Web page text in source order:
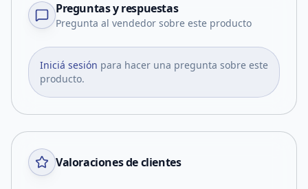
Preguntas y respuestas
Pregunta al vendedor sobre este producto
Iniciá sesión para hacer una pregunta sobre este
producto.
Valoraciones de clientes